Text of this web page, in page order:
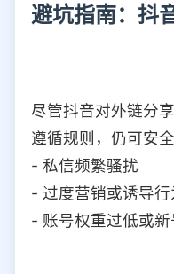
避坑指南：抖
尽管抖音对外链分
遵循规则，仍可安
- 私信频繁骚扰
- 过度营销或诱导行
- 账号权重过低或